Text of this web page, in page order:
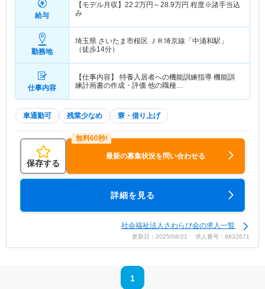
給与
【モデル月収】 22.2万円～28.9万円 程度※諸手当込
み
勤務地
埼玉県 さいたま市桜区 ＪＲ埼京線「中浦和駅」
（徒歩14分）
仕事内容
【仕事内容】 特養入居者への機能訓練指導 機能訓
練計画書の作成・評価 他の職種…
車通勤可 残業少なめ 寮・借り上げ
保存する
最新の募集状況を問い合わせる
詳細を見る
社会福祉法人さわらび会の求人一覧
更新日：2025/08/21 求人番号：9832671
1